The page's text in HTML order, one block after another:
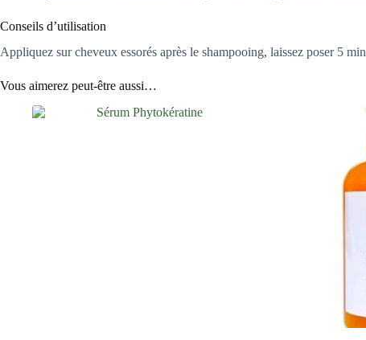
Conseils d’utilisation
Appliquez sur cheveux essorés après le shampooing, laissez poser 5
Vous aimerez peut-être aussi…